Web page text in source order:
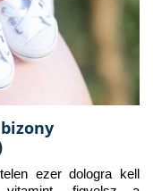
ezer dologra kell